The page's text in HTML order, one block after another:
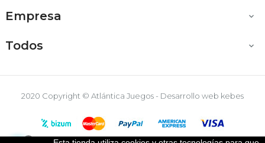
Empresa 
Todos 
2020 Copyright © Atlántica Juegos - Desarrollo web kebes